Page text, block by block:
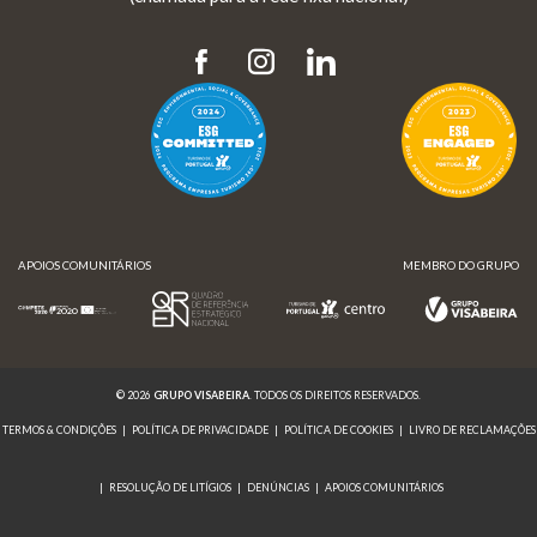
APOIOS COMUNITÁRIOS MEMBRO DO GRUPO
© 2026 GRUPO VISABEIRA. TODOS OS DIREITOS RESERVADOS.
TERMOS & CONDIÇÕES | POLÍTICA DE PRIVACIDADE | POLÍTICA DE COOKIES | LIVRO DE RECLAMAÇÕES
| RESOLUÇÃO DE LITÍGIOS | DENÚNCIAS | APOIOS COMUNITÁRIOS